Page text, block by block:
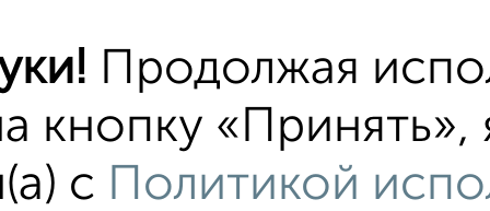
Комната в 2-к
4 000₽ в месяц
Продолжая
кнопку
с
Политикой